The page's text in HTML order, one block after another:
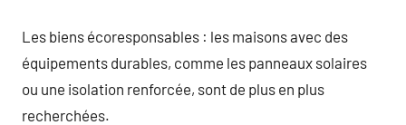
Les biens écoresponsables : les maisons avec des
équipements durables, comme les panneaux solaires
ou une isolation renforcée, sont de plus en plus
recherchées.